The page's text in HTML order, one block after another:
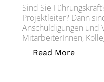
Sind Sie
Projektleiter? Dann
Anschuldigungen und
MitarbeiterInnen,
Read More